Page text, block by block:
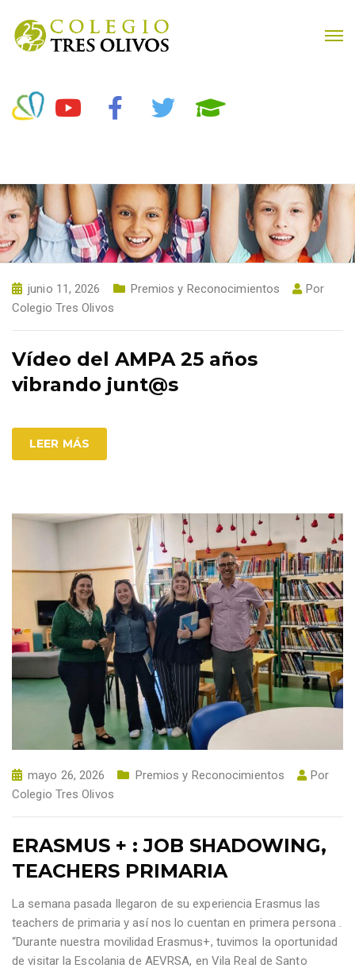
junio 11, 2026 Premios y Reconocimientos
Por
Colegio Tres Olivos
Vídeo del AMPA 25 años
vibrando junt@s
LEER MÁS
mayo 26, 2026 Premios y Reconocimientos
Por
Colegio Tres Olivos
ERASMUS + : JOB SHADOWING,
TEACHERS PRIMARIA
La semana pasada llegaron de su experiencia Erasmus las
teachers de primaria y así nos lo cuentan en primera persona .
“Durante nuestra movilidad Erasmus+, tuvimos la oportunidad
de visitar la Escolania de AEVRSA, en Vila Real de Santo